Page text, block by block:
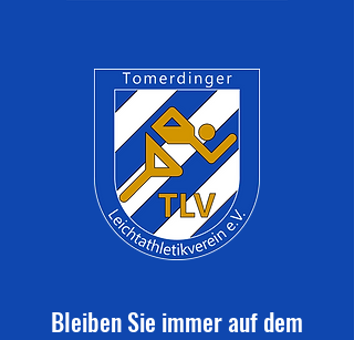
Bleiben Sie immer auf dem